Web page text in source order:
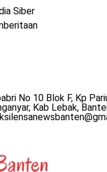
Siber
No 10 Blok F, Kp
Kab Lebak,